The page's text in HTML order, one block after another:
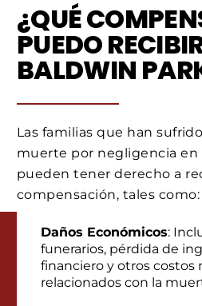
¿QUÉ
PUEDO
BALDWIN
Las familias que han
muerte por negligencia en
pueden tener derecho a
compensación, tales como:
Daños Económicos:
funerarios, pérdida de
financiero y otros costos
relacionados con la